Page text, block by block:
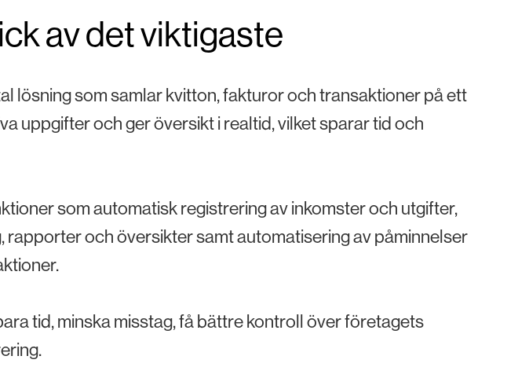
av det viktigaste
lösning som samlar kvitton, fakturor och transaktioner på ett
uppgifter och ger översikt i realtid, vilket sparar tid och
som automatisk registrering av inkomster och utgifter,
rapporter och översikter samt automatisering av påminnelser
tid, minska misstag, få bättre kontroll över företagets